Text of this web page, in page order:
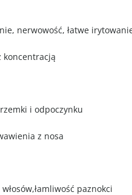
nerwowość, łatwe
koncentracją
i odpoczynku
z nosa
paznokci